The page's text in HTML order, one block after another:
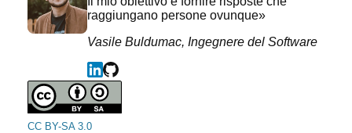
raggiungano persone ovunque»
Vasile Buldumac, Ingegnere del Software
CC BY-SA 3.0